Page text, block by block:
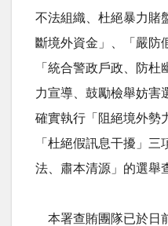
不法組織、杜絕暴力賭
斷境外資金」、「嚴防
「統合警政戶政、防
力宣導、鼓勵檢舉妨害
確實執行「阻絕境外勢
「杜絕假訊息干擾」
法、肅本清源」的選舉
本署查賄團隊已於日